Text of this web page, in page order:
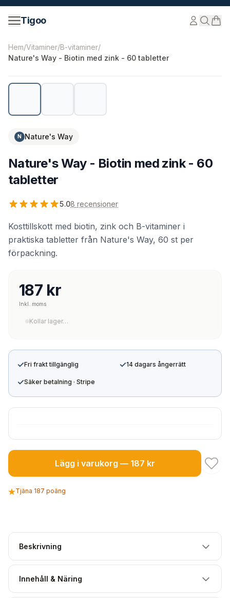
Hoppa till innehåll
Tigoo
©2026Nutri Nordic AB.
Hem/Vitaminer/B-vitaminer/
Nature's Way - Biotin med zink - 60 tabletter
N Nature's Way
Nature's Way - Biotin med zink - 60
tabletter
5.08 recensioner
Kosttillskott med biotin, zink och B-vitaminer i
praktiska tabletter från Nature's Way, 60 st per
förpackning.
187 kr
Inkl. moms
Kollar lager…
✓Fri frakt tillgänglig ✓14 dagars ångerrätt
✓Säker betalning · Stripe
Lägg i varukorg — 187 kr
Tjäna 187 poäng
Beskrivning
Innehåll & Näring